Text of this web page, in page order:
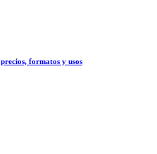
formatos y usos